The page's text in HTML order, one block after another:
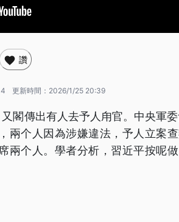
讚
更新時間： 2026/1/25 20:39
閣傳出有人去予人甪官。中央軍
兩个人因為涉嫌違法，予人立案
兩个人。學者分析，習近平按呢